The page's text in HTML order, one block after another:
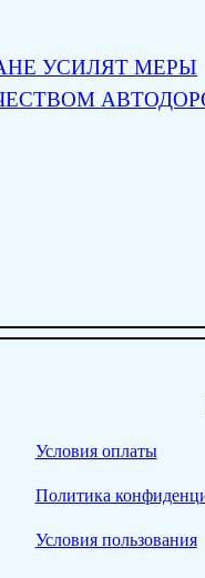
УСИЛЯТ МЕРЫ
Условия оплаты
Политика
Условия пользования